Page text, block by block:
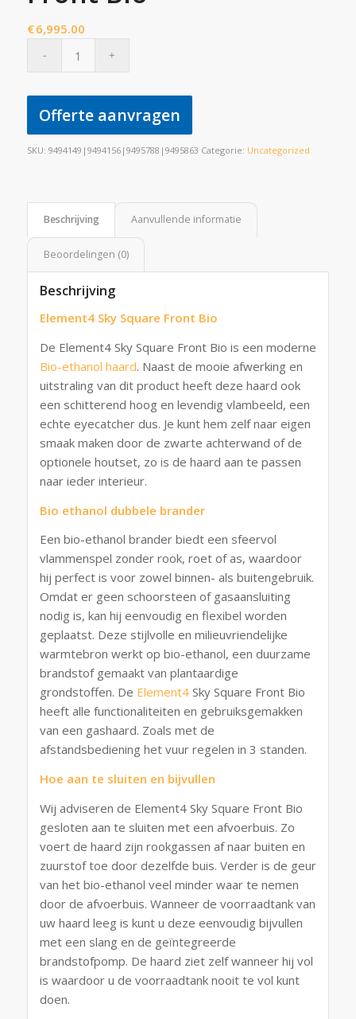
€6,995.00
Offerte aanvragen
SKU: 9494149|9494156|9495788|9495863 Categorie: Uncategorized
Beschrijving Aanvullende informatie
Beoordelingen (0)
Beschrijving
Element4 Sky Square Front Bio
De Element4 Sky Square Front Bio is een moderne
Bio-ethanol haard. Naast de mooie afwerking en
uitstraling van dit product heeft deze haard ook
een schitterend hoog en levendig vlambeeld, een
echte eyecatcher dus. Je kunt hem zelf naar eigen
smaak maken door de zwarte achterwand of de
optionele houtset, zo is de haard aan te passen
naar ieder interieur.
Bio ethanol dubbele brander
Een bio-ethanol brander biedt een sfeervol
vlammenspel zonder rook, roet of as, waardoor
hij perfect is voor zowel binnen- als buitengebruik.
Omdat er geen schoorsteen of gasaansluiting
nodig is, kan hij eenvoudig en flexibel worden
geplaatst. Deze stijlvolle en milieuvriendelijke
warmtebron werkt op bio-ethanol, een duurzame
brandstof gemaakt van plantaardige
grondstoffen. De Element4Sky Square Front Bio
heeft alle functionaliteiten en gebruiksgemakken
van een gashaard. Zoals met de
afstandsbediening het vuur regelen in 3 standen.
Hoe aan te sluiten en bijvullen
Wij adviseren de Element4 Sky Square Front Bio
gesloten aan te sluiten met een afvoerbuis. Zo
voert de haard zijn rookgassen af naar buiten en
zuurstof toe door dezelfde buis. Verder is de geur
van het bio-ethanol veel minder waar te nemen
door de afvoerbuis. Wanneer de voorraadtank van
uw haard leeg is kunt u deze eenvoudig bijvullen
met een slang en de geïntegreerde
brandstofpomp. De haard ziet zelf wanneer hij vol
is waardoor u de voorraadtank nooit te vol kunt
doen.